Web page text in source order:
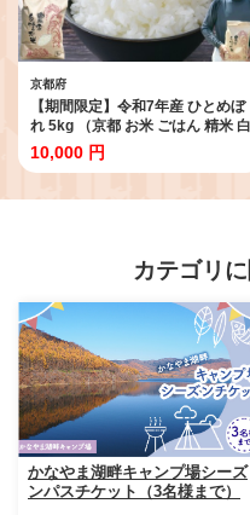
京都府
【期間限定】令和7年産 ひとめぼ
れ 5kg （京都 お米 ごはん 精米 白
米 京都府 久御山町 直送 令和七年
人気 【数量限定】
10,000 円
カテゴリ
かなやま湖畔キャンプ場シーズ
ンパスチケット（3名様まで）